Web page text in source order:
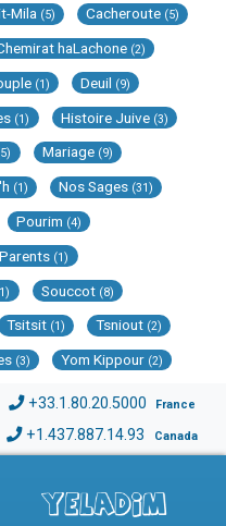
Mila (5) Cacheroute (5)
haLachone (2)
(1) Deuil (9)
(1) Histoire Juive (3)
Mariage (9)
(1) Nos Sages (31)
Pourim (4)
(1)
Souccot (8)
Tsitsit (1) Tsniout (2)
(3) Yom Kippour (2)
+33.1.80.20.5000 France
+1.437.887.14.93 Canada